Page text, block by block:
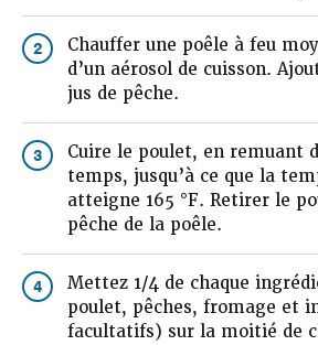
2
Chauffer une poêle à feu
d’un aérosol de cuisson.
jus de pêche.
3
Cuire le poulet, en remuant
temps, jusqu’à ce que la
atteigne 165 °F. Retirer le
pêche de la poêle.
4
Mettez 1/4 de chaque
poulet, pêches, fromage et
facultatifs) sur la moitié de